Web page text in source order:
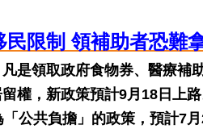
民限制 領補助者恐難
是領取政府食物券、醫療補
權，新政策預計9月18日上
公共負擔」的政策，預計7